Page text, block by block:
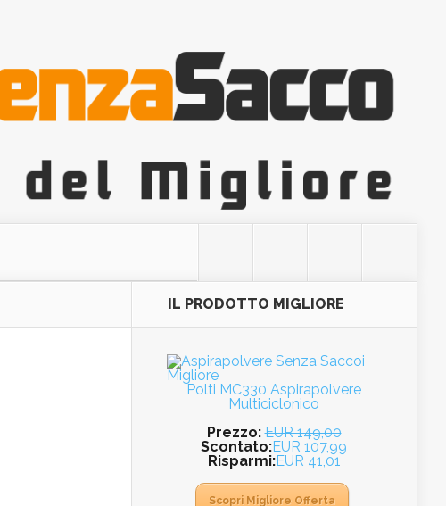
IL PRODOTTO MIGLIORE
Polti MC330 Aspirapolvere
Multiciclonico
Prezzo:EUR 149,00
Scontato:EUR 107,99
Risparmi:EUR 41,01
Scopri Migliore Offerta